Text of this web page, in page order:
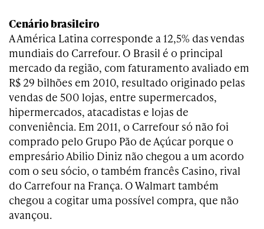
Cenário brasileiro
A América Latina corresponde a 12,5% das vendas
mundiais do Carrefour. O Brasil é o principal
mercado da região, com faturamento avaliado em
R$ 29 bilhões em 2010, resultado originado pelas
vendas de 500 lojas, entre supermercados,
hipermercados, atacadistas e lojas de
conveniência. Em 2011, o Carrefour só não foi
comprado pelo Grupo Pão de Açúcar porque o
empresário Abilio Diniz não chegou a um acordo
com o seu sócio, o também francês Casino, rival
do Carrefour na França. O Walmart também
chegou a cogitar uma possível compra, que não
avançou.